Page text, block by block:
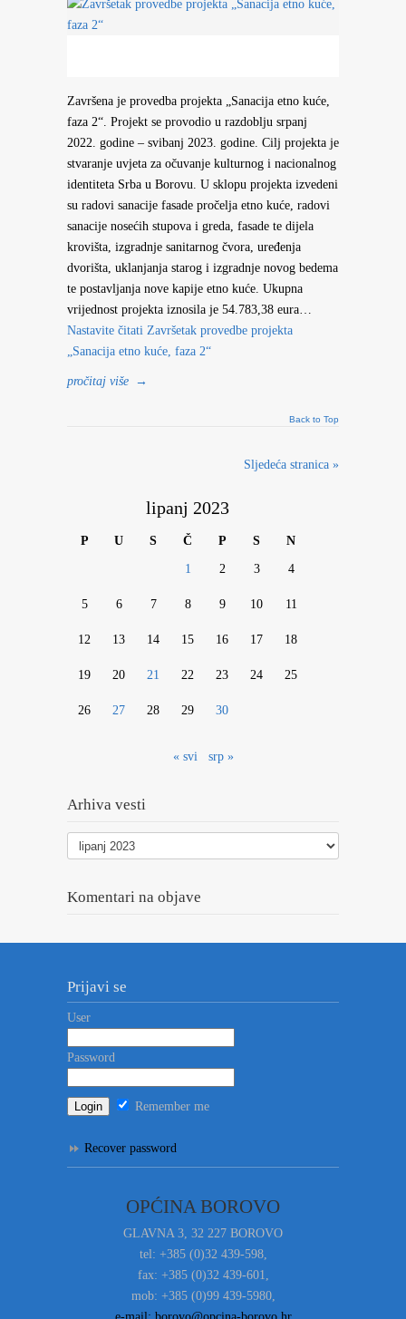
Završena je provedba projekta „Sanacija etno kuće,
faza 2“. Projekt se provodio u razdoblju srpanj
2022. godine – svibanj 2023. godine. Cilj projekta je
stvaranje uvjeta za očuvanje kulturnog i nacionalnog
identiteta Srba u Borovu. U sklopu projekta izvedeni
su radovi sanacije fasade pročelja etno kuće, radovi
sanacije nosećih stupova i greda, fasade te dijela
krovišta, izgradnje sanitarnog čvora, uređenja
dvorišta, uklanjanja starog i izgradnje novog bedema
te postavljanja nove kapije etno kuće. Ukupna
vrijednost projekta iznosila je 54.783,38 eura…
Nastavite čitati Završetak provedbe projekta
„Sanacija etno kuće, faza 2“
pročitaj više →
Back to Top
Sljedeća stranica »
lipanj 2023
P U S Č P S N
1 2 3 4
5 6 7 8 9 10 11
12 13 14 15 16 17 18
19 20 21 22 23 24 25
26 27 28 29 30
« svi srp »
Arhiva vesti
Arhiva
vesti
Komentari na objave
Prijavi se
User
Password
Remember me
Recover password
OPĆINA BOROVO
GLAVNA 3, 32 227 BOROVO
tel: +385 (0)32 439-598,
fax: +385 (0)32 439-601,
mob: +385 (0)99 439-5980,